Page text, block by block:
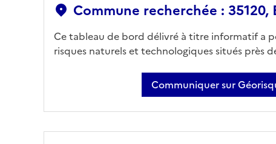
Commune recherchée : 35120,
Ce tableau de bord délivré à titre informatif a
risques naturels et technologiques situés près
Communiquer sur